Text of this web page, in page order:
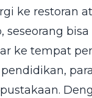
ke restoran
seseorang
ke tempat